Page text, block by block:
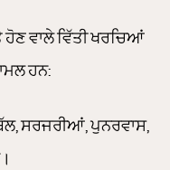
ਹੋਣ ਵਾਲੇ ਵਿੱਤੀ ਖਰਚਿਆਂ
ਹਨ:
ਸਰਜਰੀਆਂ, ਪੁਨਰਵਾਸ,